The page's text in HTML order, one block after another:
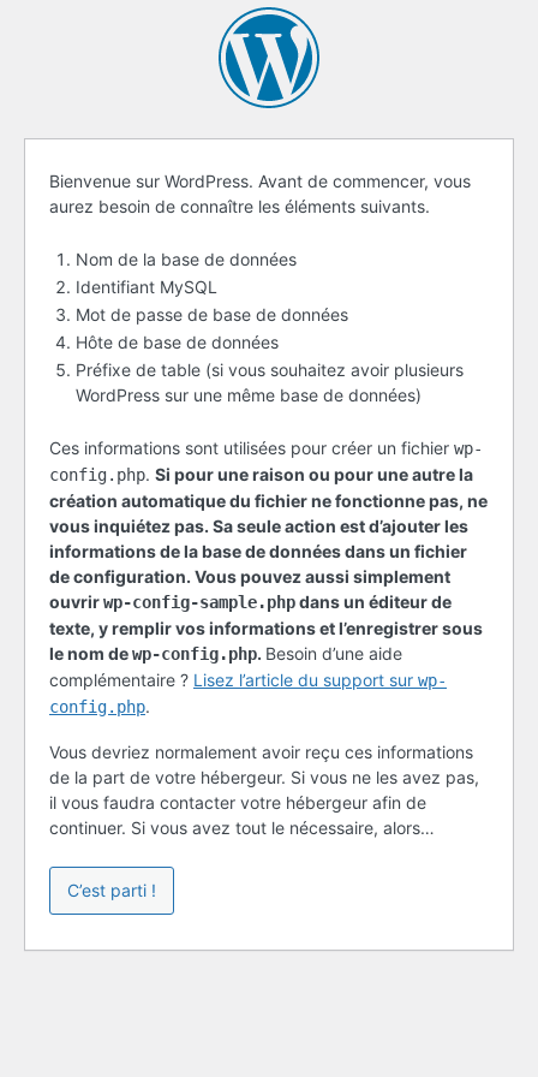
Avant
de
commencer
Bienvenue sur WordPress. Avant de commencer, vous
aurez besoin de connaître les éléments suivants.
Nom de la base de données
Identifiant MySQL
Mot de passe de base de données
Hôte de base de données
Préfixe de table (si vous souhaitez avoir plusieurs
WordPress sur une même base de données)
Ces informations sont utilisées pour créer un fichier wp-
config.php. Si pour une raison ou pour une autre la
création automatique du fichier ne fonctionne pas, ne
vous inquiétez pas. Sa seule action est d’ajouter les
informations de la base de données dans un fichier
de configuration. Vous pouvez aussi simplement
ouvrirwp-config-sample.phpdans un éditeur de
texte, y remplir vos informations et l’enregistrer sous
le nom dewp-config.php. Besoin d’une aide
complémentaire ? Lisez l’article du support sur wp-
config.php.
Vous devriez normalement avoir reçu ces informations
de la part de votre hébergeur. Si vous ne les avez pas,
il vous faudra contacter votre hébergeur afin de
continuer. Si vous avez tout le nécessaire, alors…
C’est parti !